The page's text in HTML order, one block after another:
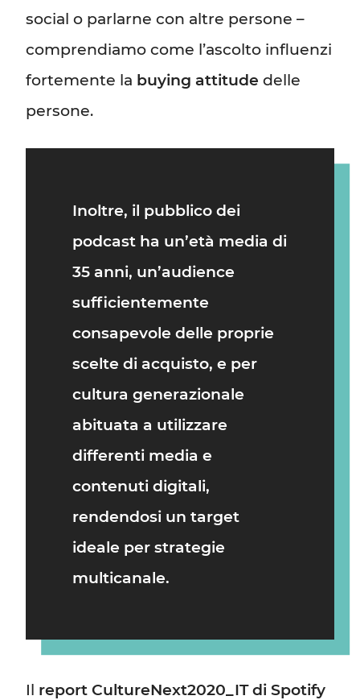
social o parlarne con altre persone –
comprendiamo come l’ascolto influenzi
fortemente la buying attitude delle
persone.
Inoltre, il pubblico dei
podcast ha un’età media di
35 anni, un’audience
sufficientemente
consapevole delle proprie
scelte di acquisto, e per
cultura generazionale
abituata a utilizzare
differenti media e
contenuti digitali,
rendendosi un target
ideale per strategie
multicanale.
Il report CultureNext2020_IT di Spotify